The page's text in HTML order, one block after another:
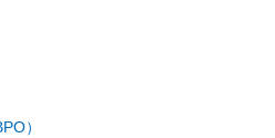
）